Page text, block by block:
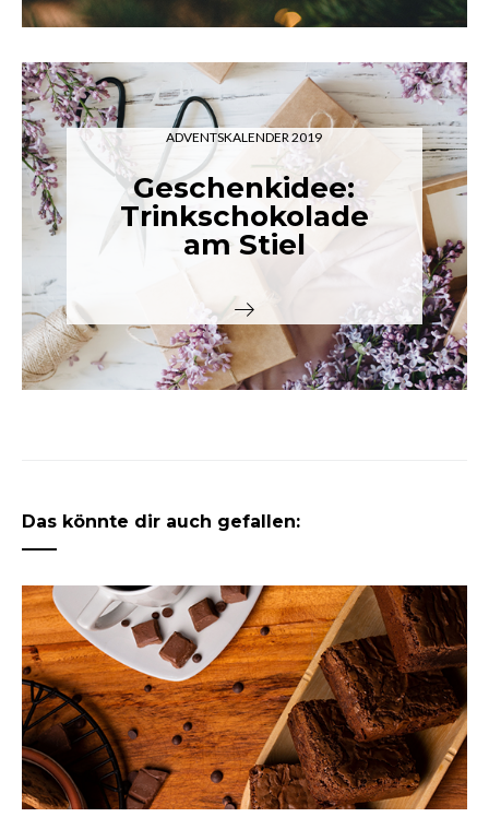
ADVENTSKALENDER 2019
Geschenkidee:
Trinkschokolade
am Stiel
Das könnte dir auch gefallen: